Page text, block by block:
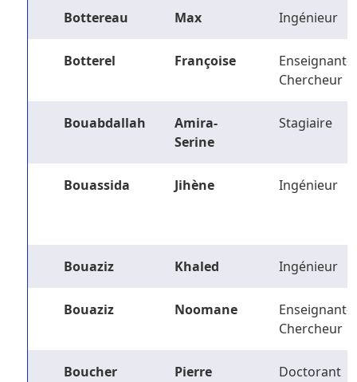
Bottereau Max Ingénieur
Botterel Françoise
Enseignant-
Chercheur
Bouabdallah
Amira-
Serine
Stagiaire
Bouassida Jihène Ingénieur
Bouaziz Khaled Ingénieur
Bouaziz Noomane
Enseignant-
Chercheur
Boucher Pierre Doctorant